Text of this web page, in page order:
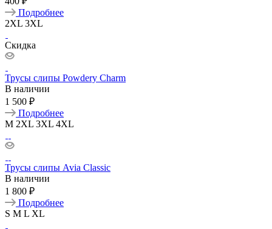
Подробнее
2XL 3XL
Скидка
Трусы слипы Powdery Charm
В наличии
1 500 ₽
Подробнее
M 2XL 3XL 4XL
Трусы слипы Avia Classic
В наличии
1 800 ₽
Подробнее
S M L XL